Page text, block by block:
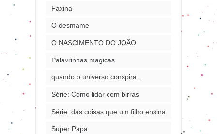
Faxina
O desmame
O NASCIMENTO DO JOÃO
Palavrinhas magicas
quando o universo conspira…
Série: Como lidar com birras
Série: das coisas que um filho ensina
Super Papa